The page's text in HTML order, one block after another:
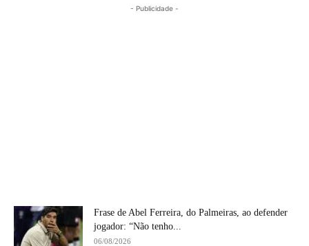
- Publicidade -
Frase de Abel Ferreira, do Palmeiras, ao defender
jogador: “Não tenho...
06/08/2026